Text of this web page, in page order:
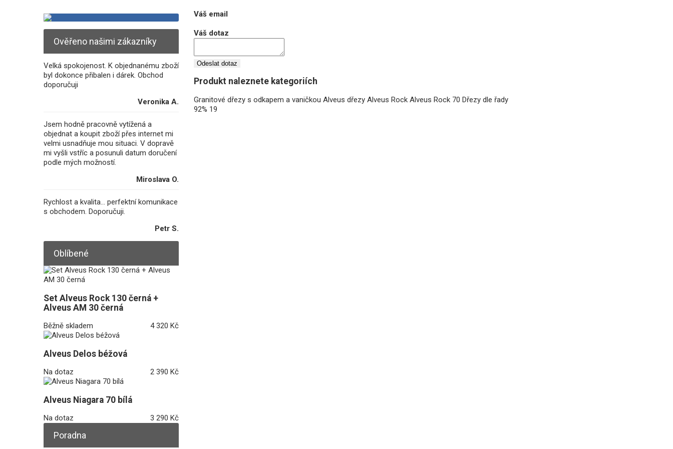
Váš email
Váš dotaz
Odeslat dotaz
Produkt naleznete kategoriích
Granitové dřezy s odkapem a vaničkou Alveus dřezy Alveus Rock Alveus Rock 70 Dřezy dle řady
92% 19
Ověřeno našimi zákazníky
Velká spokojenost. K objednanému zboží
byl dokonce přibalen i dárek. Obchod
doporučuji
Veronika A.
Jsem hodně pracovně vytížená a
objednat a koupit zboží přes internet mi
velmi usnadňuje mou situaci. V dopravě
mi vyšli vstříc a posunuli datum doručení
podle mých možností.
Miroslava O.
Rychlost a kvalita... perfektní komunikace
s obchodem. Doporučuji.
Petr S.
Oblíbené
Set Alveus Rock 130 černá +
Alveus AM 30 černá
Běžně skladem 4 320 Kč
Alveus Delos béžová
Na dotaz 2 390 Kč
Alveus Niagara 70 bílá
Na dotaz 3 290 Kč
Poradna